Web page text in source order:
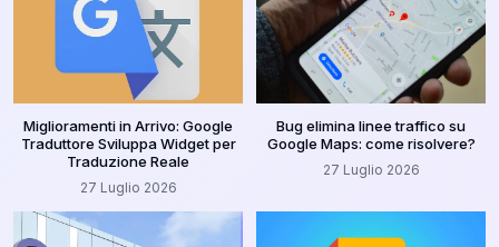
Miglioramenti in Arrivo: Google
Traduttore Sviluppa Widget per
Traduzione Reale
27 Luglio 2026
Bug elimina linee traffico su
Google Maps: come risolvere?
27 Luglio 2026